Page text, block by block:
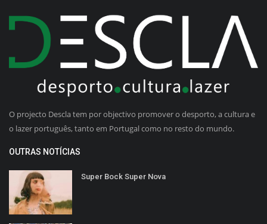
O projecto Descla tem por objectivo promover o desporto, a cultura e
o lazer português, tanto em Portugal como no resto do mundo.
OUTRAS NOTÍCIAS
Super Bock Super Nova